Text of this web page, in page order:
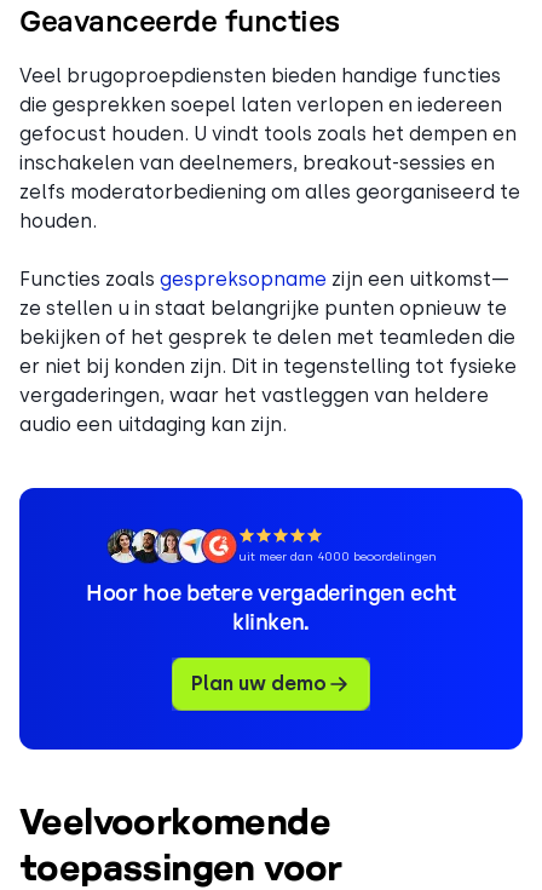
Geavanceerde functies
Veel brugoproepdiensten bieden handige functies
die gesprekken soepel laten verlopen en iedereen
gefocust houden. U vindt tools zoals het dempen en
inschakelen van deelnemers, breakout-sessies en
zelfs moderatorbediening om alles georganiseerd te
houden.
Functies zoals gespreksopname zijn een uitkomst—
ze stellen u in staat belangrijke punten opnieuw te
bekijken of het gesprek te delen met teamleden die
er niet bij konden zijn. Dit in tegenstelling tot fysieke
vergaderingen, waar het vastleggen van heldere
audio een uitdaging kan zijn.
uit meer dan 4000 beoordelingen
Hoor hoe betere vergaderingen echt
klinken.
Plan uw demo
Veelvoorkomende
toepassingen voor